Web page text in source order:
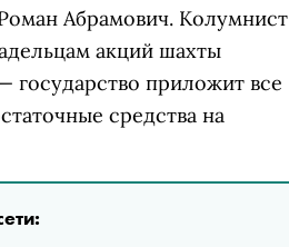
Абрамович. Колумнист
акций шахты
государство приложит все
средства на